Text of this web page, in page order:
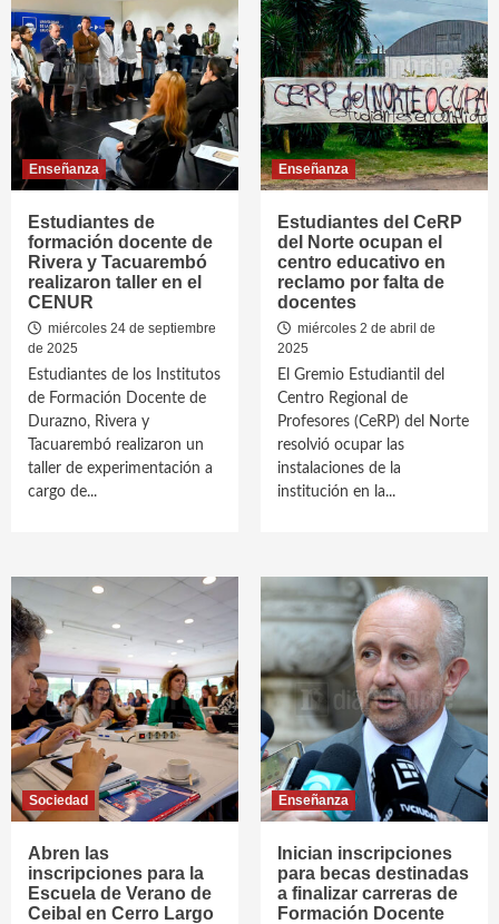
Enseñanza
Estudiantes de
formación docente de
Rivera y Tacuarembó
realizaron taller en el
CENUR
miércoles 24 de septiembre
de 2025
Estudiantes de los Institutos
de Formación Docente de
Durazno, Rivera y
Tacuarembó realizaron un
taller de experimentación a
cargo de...
Enseñanza
Estudiantes del CeRP
del Norte ocupan el
centro educativo en
reclamo por falta de
docentes
miércoles 2 de abril de
2025
El Gremio Estudiantil del
Centro Regional de
Profesores (CeRP) del Norte
resolvió ocupar las
instalaciones de la
institución en la...
Sociedad
Abren las
inscripciones para la
Escuela de Verano de
Ceibal en Cerro Largo
Enseñanza
Inician inscripciones
para becas destinadas
a finalizar carreras de
Formación Docente